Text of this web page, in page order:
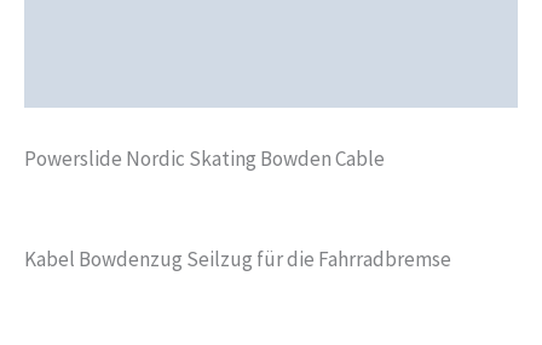
Powerslide Nordic Skating Bowden Cable
Kabel Bowdenzug Seilzug für die Fahrradbremse